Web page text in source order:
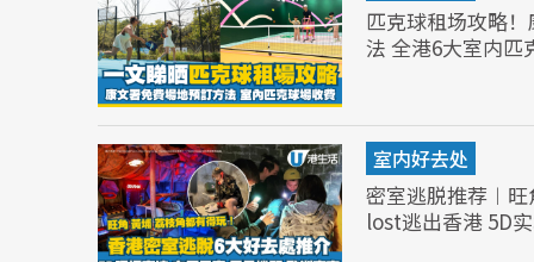
匹克球租场攻略
法 全港6大室内
室内好去处
密室逃脱推荐︱
lost逃出香港 5D